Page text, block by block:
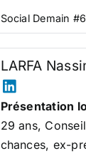
Social Demain
LARFA
Présentation
29 ans,
chances, ex-